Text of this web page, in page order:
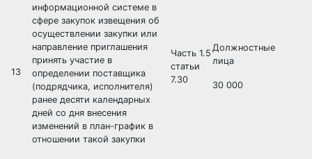
13
информационной системе в
сфере закупок извещения об
осуществлении закупки или
направление приглашения
принять участие в
определении поставщика
(подрядчика, исполнителя)
ранее десяти календарных
дней со дня внесения
изменений в план-график в
отношении такой закупки
Часть 1.5
статьи
7.30
Должностные
лица
30 000